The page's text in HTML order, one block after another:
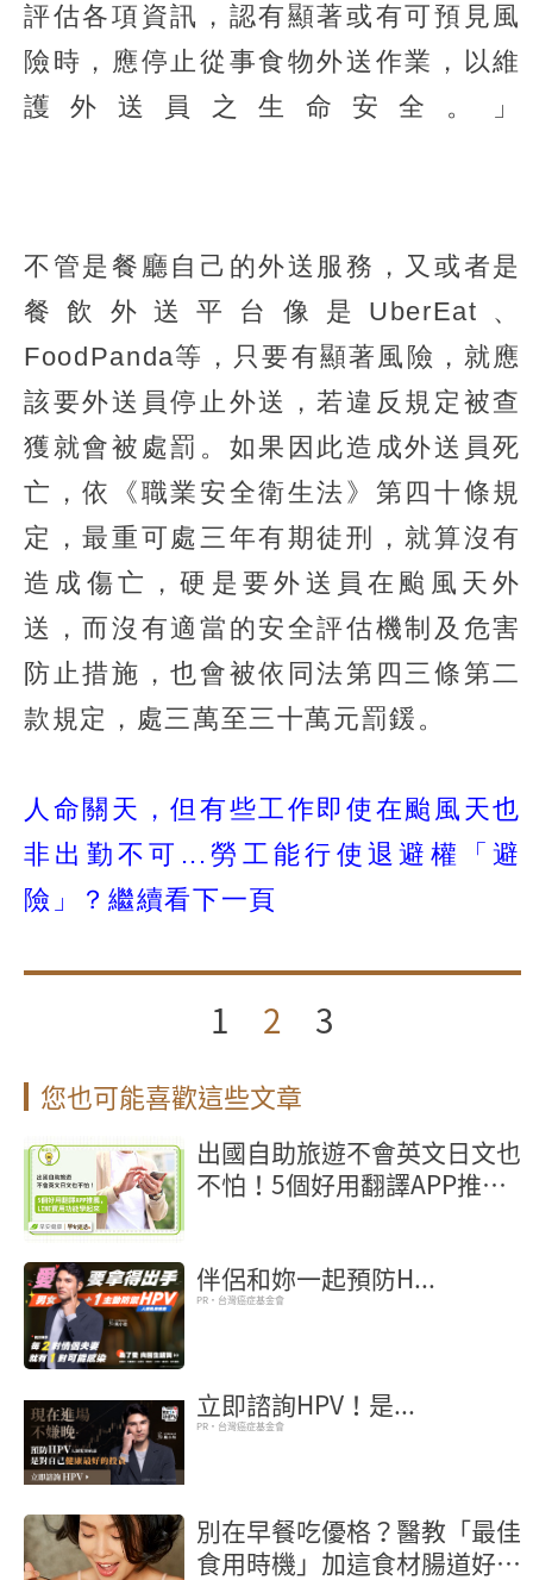
評估各項資訊，認有顯著或有可預見風
險時，應停止從事食物外送作業，以維
護外送員之生命安全。」
不管是餐廳自己的外送服務，又或者是
餐飲外送平台像是UberEat、
FoodPanda等，只要有顯著風險，就應
該要外送員停止外送，若違反規定被查
獲就會被處罰。如果因此造成外送員死
亡，依《職業安全衛生法》第四十條規
定，最重可處三年有期徒刑，就算沒有
造成傷亡，硬是要外送員在颱風天外
送，而沒有適當的安全評估機制及危害
防止措施，也會被依同法第四三條第二
款規定，處三萬至三十萬元罰鍰。
人命關天，但有些工作即使在颱風天也
非出勤不可...勞工能行使退避權「避
險」？繼續看下一頁
1 2 3
您也可能喜歡這些文章
出國自助旅遊不會英文日文也
不怕！5個好用翻譯APP推
伴侶和妳一起預防H...
PR・台灣癌症基金會
立即諮詢HPV！是...
PR・台灣癌症基金會
別在早餐吃優格？醫教「最佳
食用時機」加這食材腸道好菌